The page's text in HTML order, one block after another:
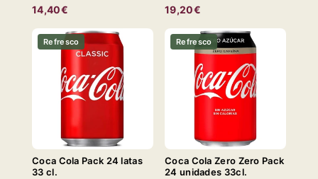
Unidades 33cl. LATA
14,40€ 19,20€
Refresco
Coca Cola Pack 24 latas
33 cl.
Refresco
Coca Cola Zero Zero Pack
24 unidades 33cl.